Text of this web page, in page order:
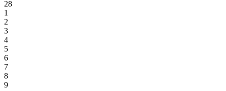
28
1
2
3
4
5
6
7
8
9